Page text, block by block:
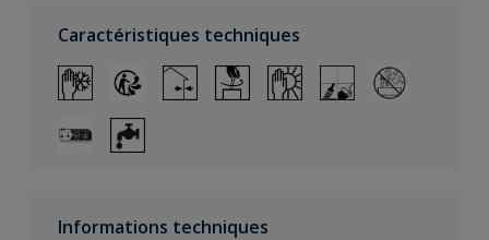
Caractéristiques techniques
Informations techniques